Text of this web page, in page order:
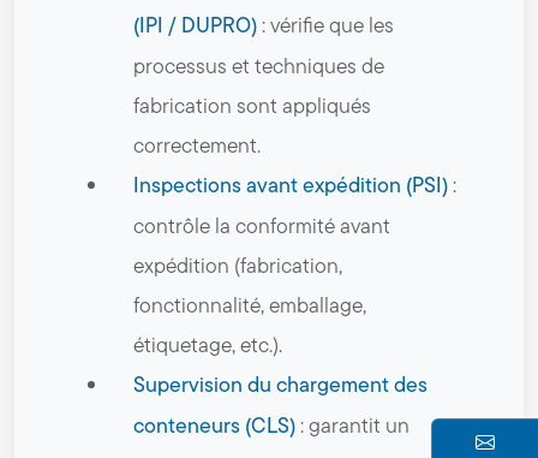
(IPI / DUPRO): vérifie que les
processus et techniques de
fabrication sont appliqués
correctement.
Inspections avant expédition (PSI):
contrôle la conformité avant
expédition (fabrication,
fonctionnalité, emballage,
étiquetage, etc.).
Supervision du chargement des
conteneurs (CLS): garantit un